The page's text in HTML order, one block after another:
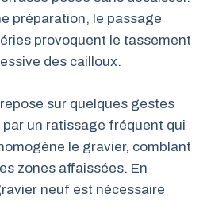
préparation, le passage
provoquent le tassement
des cailloux.
sur quelques gestes
un ratissage fréquent qui
le gravier, comblant
zones affaissées. En
neuf est nécessaire